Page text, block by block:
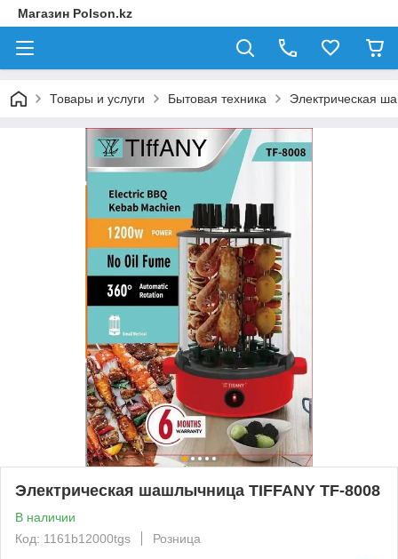
Магазин Polson.kz
Товары и услуги Бытовая техника Электрическая
Электрическая шашлычница TIFFANY TF-8008
В наличии
Код: 1161b12000tgs
Розница